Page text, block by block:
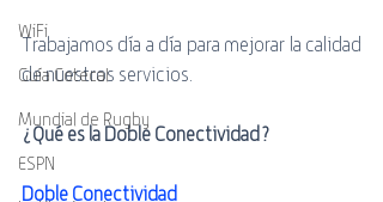
WiFi
Guía Cotecal
Mundial de Rugby
ESPN
Trabajamos día a día para mejorar la calidad
de nuestros servicios.
¿Qué es la Doble Conectividad?
Doble Conectividad